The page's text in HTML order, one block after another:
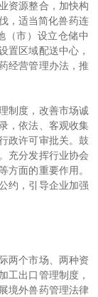
资源整合，加快构
，适当简化兽药连
（市）设立仓储中
置区域配送中心，
经营管理办法，推
制度，改善市场诚
，依法、客观收集
政许可审批关。鼓
充分发挥行业协会
方面的重要作用。
约，引导企业加强
两个市场、两种资
工出口管理制度，
境外兽药管理法律